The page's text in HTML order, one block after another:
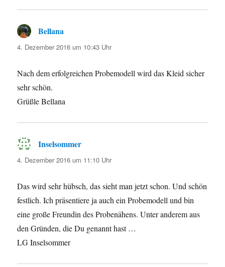
Bellana
4. Dezember 2016 um 10:43 Uhr
Nach dem erfolgreichen Probemodell wird das Kleid sicher
sehr schön.
Grüßle Bellana
Inselsommer
4. Dezember 2016 um 11:10 Uhr
Das wird sehr hübsch, das sieht man jetzt schon. Und schön
festlich. Ich präsentiere ja auch ein Probemodell und bin
eine große Freundin des Probenähens. Unter anderem aus
den Gründen, die Du genannt hast …
LG Inselsommer